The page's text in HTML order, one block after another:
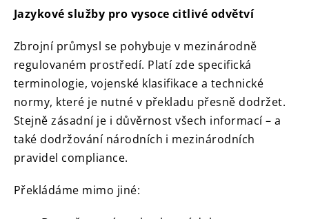
Jazykové služby pro vysoce citlivé odvětví
Zbrojní průmysl se pohybuje v mezinárodně
regulovaném prostředí. Platí zde specifická
terminologie, vojenské klasifikace a technické
normy, které je nutné v překladu přesně dodržet.
Stejně zásadní je i důvěrnost všech informací – a
také dodržování národních i mezinárodních
pravidel compliance.
Překládáme mimo jiné: